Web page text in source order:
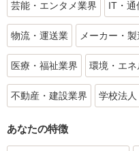
芸能・エンタメ業界 IT・通
物流・運送業 メーカー・
医療・福祉業界 環境・エ
不動産・建設業界 学校法人
あなたの特徴